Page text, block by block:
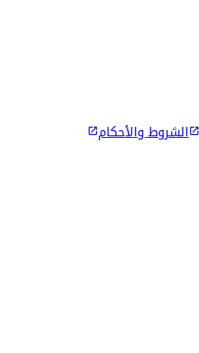
الشروط والأحكام